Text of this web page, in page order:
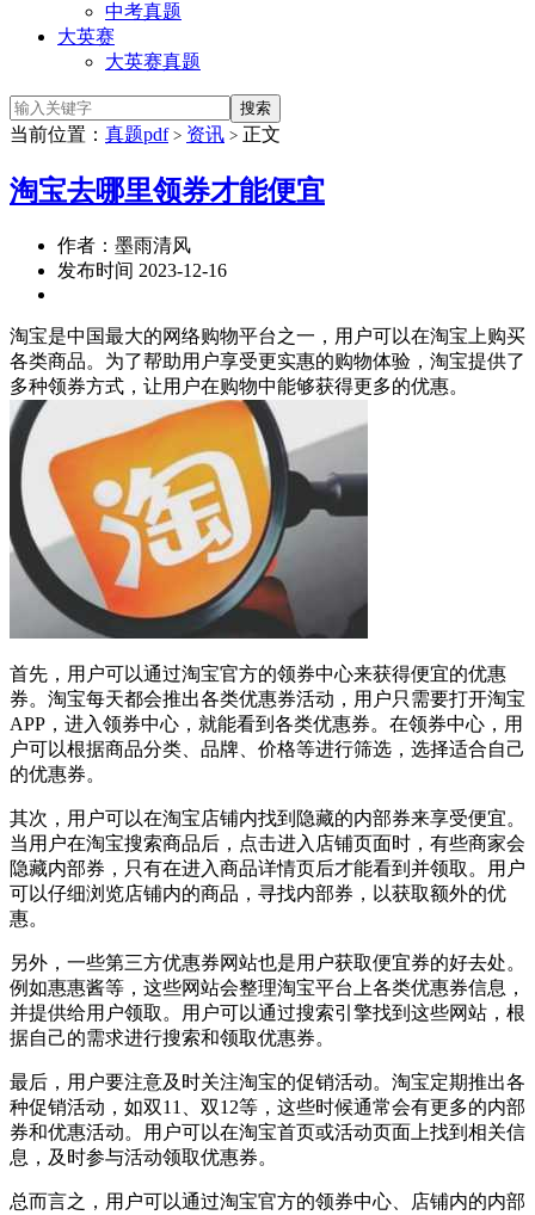
中考真题
大英赛
大英赛真题
当前位置： 真题pdf > 资讯 > 正文
淘宝去哪里领券才能便宜
作者：墨雨清风
发布时间 2023-12-16
淘宝是中国最大的网络购物平台之一，用户可以在淘宝上购买
各类商品。为了帮助用户享受更实惠的购物体验，淘宝提供了
多种领券方式，让用户在购物中能够获得更多的优惠。
首先，用户可以通过淘宝官方的领券中心来获得便宜的优惠
券。淘宝每天都会推出各类优惠券活动，用户只需要打开淘宝
APP，进入领券中心，就能看到各类优惠券。在领券中心，用
户可以根据商品分类、品牌、价格等进行筛选，选择适合自己
的优惠券。
其次，用户可以在淘宝店铺内找到隐藏的内部券来享受便宜。
当用户在淘宝搜索商品后，点击进入店铺页面时，有些商家会
隐藏内部券，只有在进入商品详情页后才能看到并领取。用户
可以仔细浏览店铺内的商品，寻找内部券，以获取额外的优
惠。
另外，一些第三方优惠券网站也是用户获取便宜券的好去处。
例如惠惠酱等，这些网站会整理淘宝平台上各类优惠券信息，
并提供给用户领取。用户可以通过搜索引擎找到这些网站，根
据自己的需求进行搜索和领取优惠券。
最后，用户要注意及时关注淘宝的促销活动。淘宝定期推出各
种促销活动，如双11、双12等，这些时候通常会有更多的内部
券和优惠活动。用户可以在淘宝首页或活动页面上找到相关信
息，及时参与活动领取优惠券。
总而言之，用户可以通过淘宝官方的领券中心、店铺内的内部